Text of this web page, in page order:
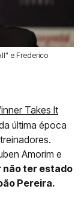
e Frederico
Takes It
última época
Amorim e
não ter estado
Pereira.